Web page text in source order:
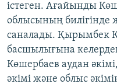
істеген. Ағайынды
облысының билігінде
саналады. Қырымбек
басшылығына
Көшербаев аудан
әкімі және облыс